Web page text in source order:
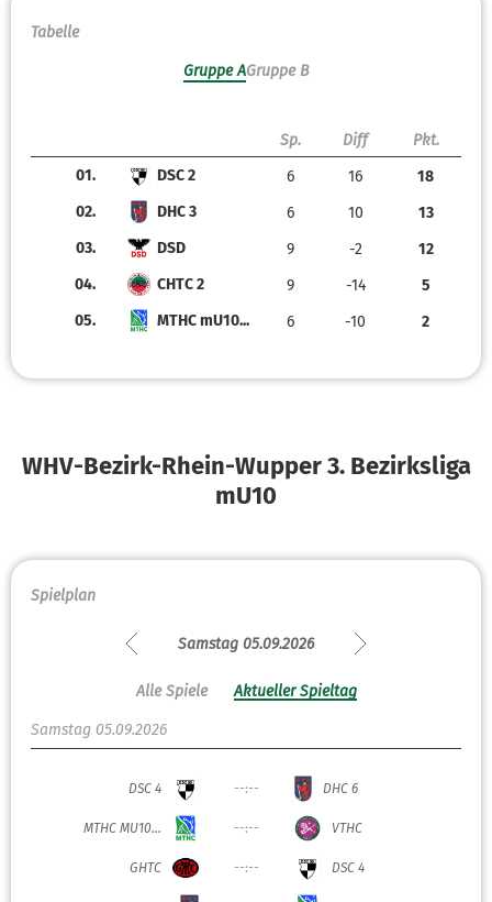
Tabelle
Gruppe AGruppe B
Sp. Diff
Pkt.
01.
DSC 2 6 16
18
02.
DHC 3 6 10
13
03.
DSD 9 -2
12
04.
CHTC 2 9 -14
5
05.
MTHC mU10... 6 -10 2
WHV-Bezirk-Rhein-Wupper 3. Bezirksliga
mU10
Spielplan
Samstag 05.09.2026
Alle Spiele Aktueller Spieltag
Samstag 05.09.2026
DSC 4 --:-- DHC 6
MTHC MU10... --:-- VTHC
GHTC --:-- DSC 4